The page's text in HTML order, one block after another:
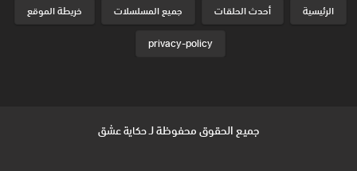
الرئيسية أحدث الحلقات جميع المسلسلات
خريطة الموقع
privacy-policy
جميع الحقوق محفوظة لـحكاية عشق